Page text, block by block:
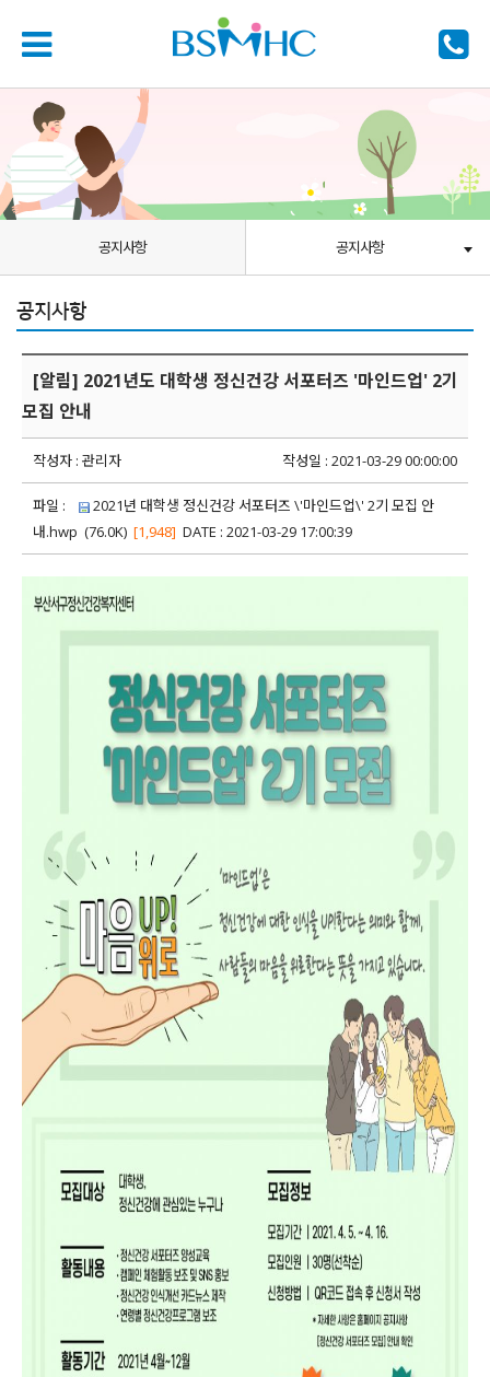
공지사항 공지사항
공지사항
[알림] 2021년도 대학생 정신건강 서포터즈 '마인드업' 2기
모집 안내
작성자 : 관리자 작성일 : 2021-03-29 00:00:00
파일 :
2021년 대학생 정신건강 서포터즈 \'마인드업\' 2기 모집 안
내.hwp (76.0K) [1,948] DATE : 2021-03-29 17:00:39